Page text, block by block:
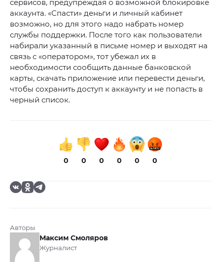
сервисов, предупреждая о возможной блокировке
аккаунта. «Спасти» деньги и личный кабинет
возможно, но для этого надо набрать номер
службы поддержки. После того как пользователи
набирали указанный в письме номер и выходят на
связь с «оператором», тот убежал их в
необходимости сообщить данные банковской
карты, скачать приложение или перевести деньги,
чтобы сохранить доступ к аккаунту и не попасть в
черный список.
0 0 0 0 0 0
Авторы
Максим Смоляров
Журналист